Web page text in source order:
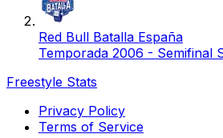
Red Bull Batalla España
Temporada 2006 - Semifinal
Freestyle Stats
Privacy Policy
Terms of Service